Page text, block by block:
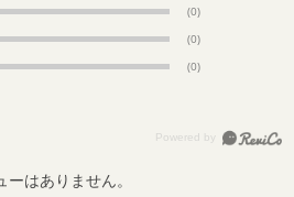
(0)
(0)
(0)
ーはありません。